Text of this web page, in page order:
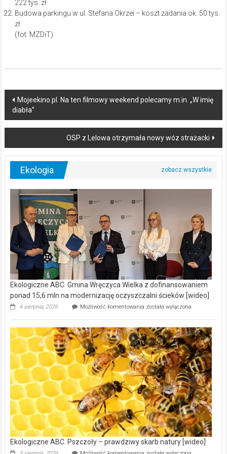
222 tys. zł
Budowa parkingu w ul. Stefana Okrzei – koszt zadania ok. 50 tys.
zł.
(fot. MZDiT)
Post
navigation
Mojeekino.pl. Na ten filmowy weekend polecamy m.in. „W imię
diabła”
OSP z Lelowa otrzymała nowy wóz strażacki
Ekologia
Ekologiczne ABC. Gmina Wręczyca Wielka z dofinansowaniem
ponad 15,6 mln na modernizację oczyszczalni ścieków [wideo]
4 sierpnia, 2026 Możliwość komentowania Ekologiczne
Wręczyca
Wielka
z
dofinansowaniem
ponad
15,6
mln
na
modernizację
oczyszczalni
ścieków
[wideo]
została wyłączona
Ekologiczne ABC. Pszczoły – prawdziwy skarb natury [wideo]
Ekologiczne